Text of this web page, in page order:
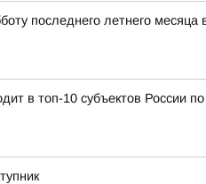
последнего летнего
в топ-10 субъектов России